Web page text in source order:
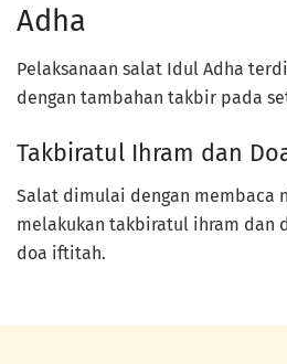
Adha
Pelaksanaan salat Idul Adha
dengan tambahan takbir pada
Takbiratul Ihram dan
Salat dimulai dengan membaca
melakukan takbiratul ihram dan
doa iftitah.